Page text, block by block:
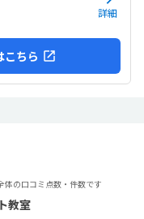
詳細
こちら
の口コミ点数・件数です
教室